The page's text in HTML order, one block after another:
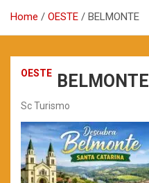
Home OESTE BELMONTE
OESTE BELMONTE
Sc Turismo